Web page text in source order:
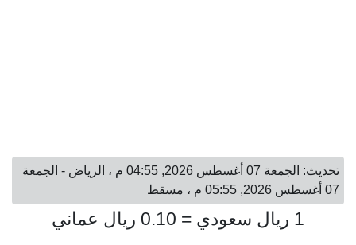
تحديث: الجمعة 07 أغسطس 2026, 04:55 م ، الرياض - الجمعة
07 أغسطس 2026, 05:55 م ، مسقط
1 ريال سعودي = 0.10 ريال عماني